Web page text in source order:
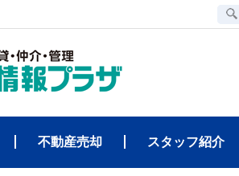
不動産売却 スタッフ紹介